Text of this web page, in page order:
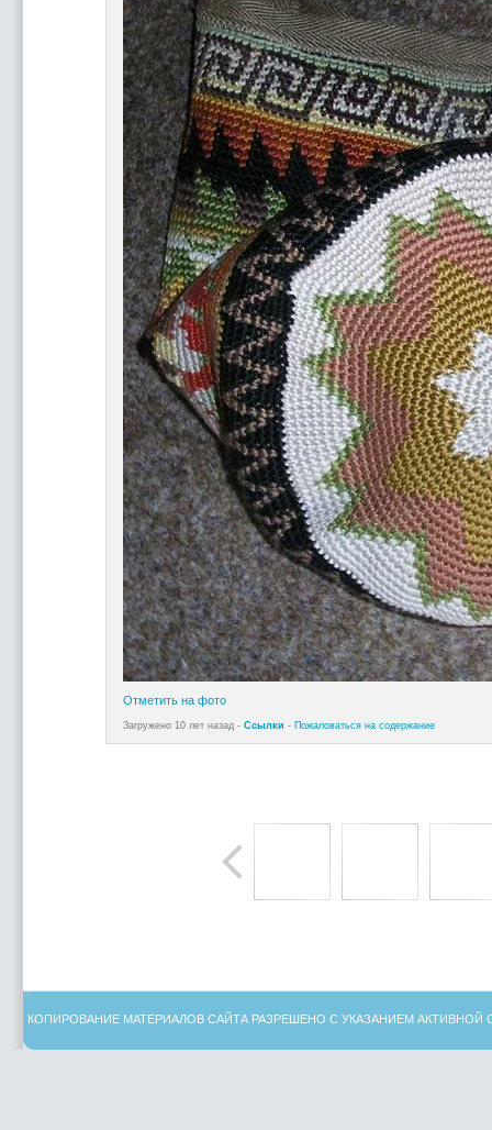
Отметить на фото
Загружено 10 лет назад - Ссылки - Пожаловаться на содержание
КОПИРОВАНИЕ МАТЕРИАЛОВ САЙТА РАЗРЕШЕНО С УКАЗАНИЕМ АКТИВНОЙ